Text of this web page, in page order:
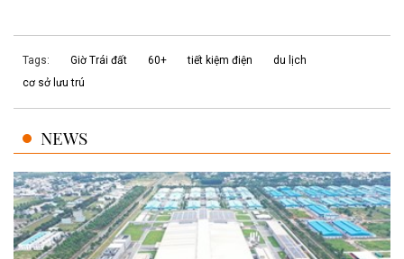
Tags: Giờ Trái đất 60+ tiết kiệm điện
du lịch
cơ sở lưu trú
NEWS